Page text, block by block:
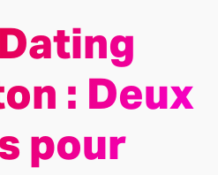
: Deux
pour